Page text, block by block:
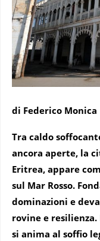
di Federico Monica
Tra caldo
ancora aperte, la
Eritrea, appare
sul Mar Rosso.
dominazioni e
rovine e
si anima al soffio